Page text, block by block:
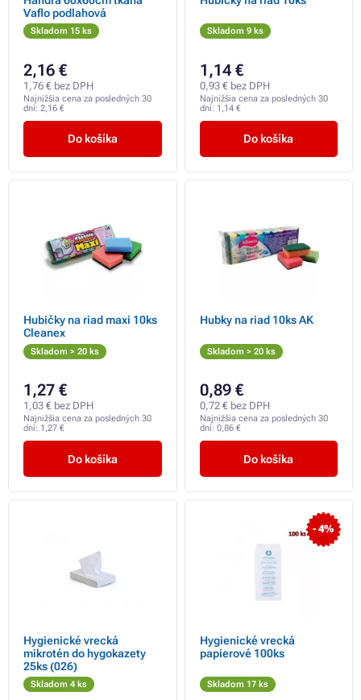
Vaflo podlahová
Skladom 15 ks
2,16 €
1,76 € bez DPH
Najnižšia cena za posledných 30
dní: 2,16 €
Do košíka
Skladom 9 ks
1,14 €
0,93 € bez DPH
Najnižšia cena za posledných 30
dní: 1,14 €
Do košíka
Hubičky na riad maxi 10ks
Cleanex
Skladom > 20 ks
1,27 €
1,03 € bez DPH
Najnižšia cena za posledných 30
dní: 1,27 €
Do košíka
Hubky na riad 10ks AK
Skladom > 20 ks
0,89 €
0,72 € bez DPH
Najnižšia cena za posledných 30
dní: 0,86 €
Do košíka
Hygienické vrecká
mikrotén do hygokazety
25ks (026)
Skladom 4 ks
- 4%
Hygienické vrecká
papierové 100ks
Skladom 17 ks